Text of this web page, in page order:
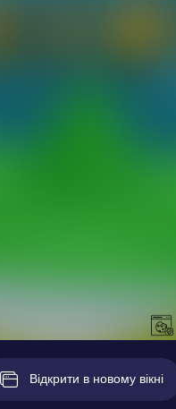
Відкрити в новому вікні